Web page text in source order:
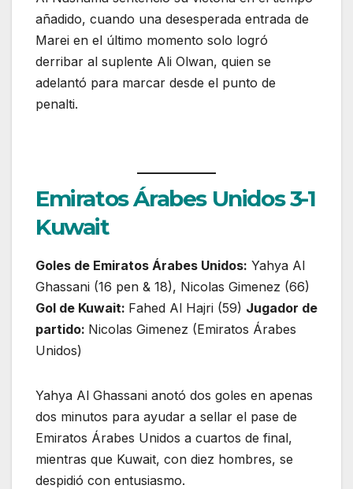
añadido, cuando una desesperada entrada de
Marei en el último momento solo logró
derribar al suplente Ali Olwan, quien se
adelantó para marcar desde el punto de
penalti.
Emiratos Árabes Unidos 3-1
Kuwait
Goles de Emiratos Árabes Unidos: Yahya Al
Ghassani (16 pen & 18), Nicolas Gimenez (66)
Gol de Kuwait: Fahed Al Hajri (59) Jugador de
partido: Nicolas Gimenez (Emiratos Árabes
Unidos)
Yahya Al Ghassani anotó dos goles en apenas
dos minutos para ayudar a sellar el pase de
Emiratos Árabes Unidos a cuartos de final,
mientras que Kuwait, con diez hombres, se
despidió con entusiasmo.